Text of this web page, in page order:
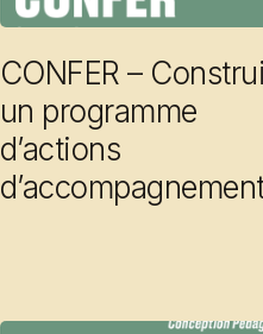
CONFER –
un programme
d’actions